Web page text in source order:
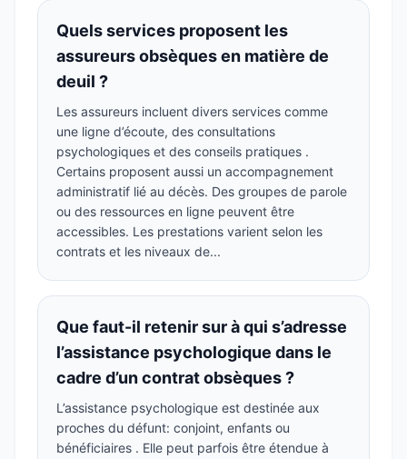
Quels services proposent les
assureurs obsèques en matière de
deuil ?
Les assureurs incluent divers services comme
une ligne d’écoute, des consultations
psychologiques et des conseils pratiques .
Certains proposent aussi un accompagnement
administratif lié au décès. Des groupes de parole
ou des ressources en ligne peuvent être
accessibles. Les prestations varient selon les
contrats et les niveaux de...
Que faut-il retenir sur à qui s’adresse
l’assistance psychologique dans le
cadre d’un contrat obsèques ?
L’assistance psychologique est destinée aux
proches du défunt: conjoint, enfants ou
bénéficiaires . Elle peut parfois être étendue à